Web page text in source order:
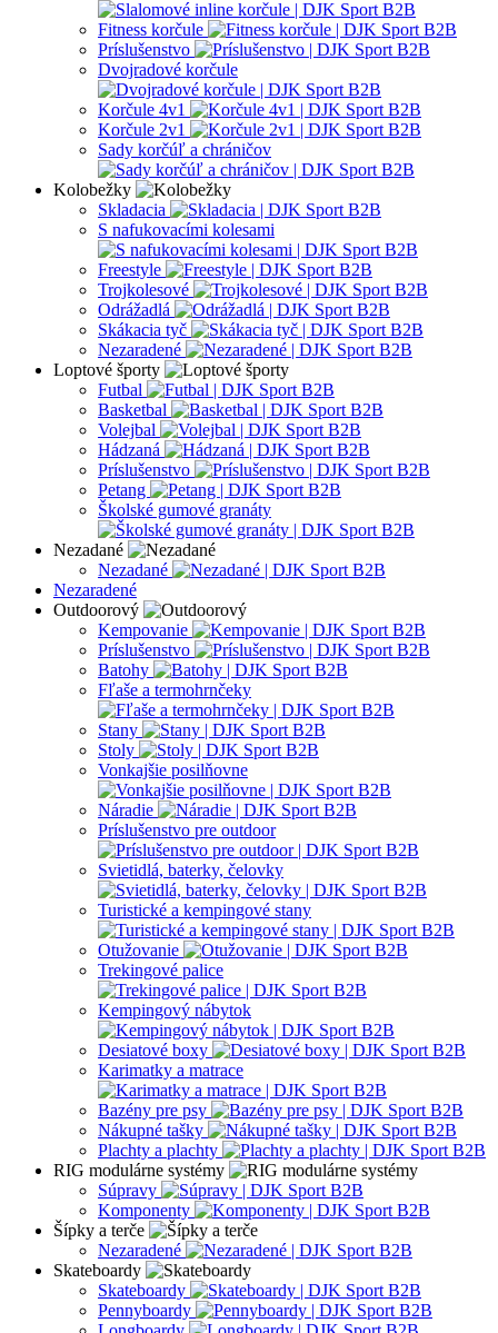
Fitness korčule
Príslušenstvo
Dvojradové korčule
Korčule 4v1
Korčule 2v1
Sady korčúľ a chráničov
Kolobežky
Skladacia
S nafukovacími kolesami
Freestyle
Trojkolesové
Odrážadlá
Skákacia tyč
Nezaradené
Loptové športy
Futbal
Basketbal
Volejbal
Hádzaná
Príslušenstvo
Petang
Školské gumové granáty
Nezadané
Nezadané
Nezaradené
Outdoorový
Kempovanie
Príslušenstvo
Batohy
Fľaše a termohrnčeky
Stany
Stoly
Vonkajšie posilňovne
Náradie
Príslušenstvo pre outdoor
Svietidlá, baterky, čelovky
Turistické a kempingové stany
Otužovanie
Trekingové palice
Kempingový nábytok
Desiatové boxy
Karimatky a matrace
Bazény pre psy
Nákupné tašky
Plachty a plachty
RIG modulárne systémy
Súpravy
Komponenty
Šípky a terče
Nezaradené
Skateboardy
Skateboardy
Pennyboardy